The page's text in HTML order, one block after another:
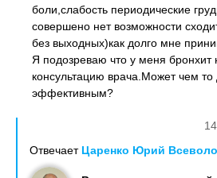
боли,слабость периодические
совершено нет возможности
без выходных)как долго мне
Я подозреваю что у меня бронхит
консультацию врача.Может чем то
эффективным?
Отвечает Царенко Юрий